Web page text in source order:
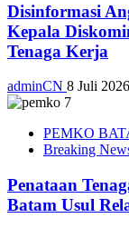
Disinformasi
Kepala
Tenaga Kerja
adminCN 8 Juli 2026
PEMKO
Breaking
Penataan
Batam Usul